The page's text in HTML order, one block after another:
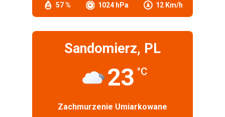
57 % 1024 hPa 12 Km/h
Sandomierz, PL
23 °C
Zachmurzenie Umiarkowane